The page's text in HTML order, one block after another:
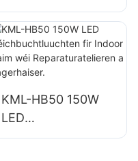
Héichbuchtluuchte
n fir d'Beliichtung
vun Indoor Raim a
Fabriken,
KML-HB50 150W
LED
Héichbuchtluuchte